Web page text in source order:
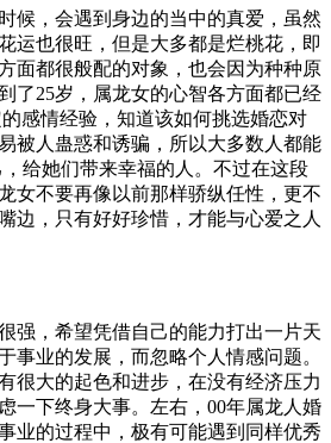
候，会遇到身边的当中的真爱，虽然
运也很旺，但是大多都是烂桃花，即
面都很般配的对象，也会因为种种原
了25岁，属龙女的心智各方面都已经
感情经验，知道该如何挑选婚恋对
被人蛊惑和诱骗，所以大多数人都能
给她们带来幸福的人。不过在这段
女不要再像以前那样骄纵任性，更不
边，只有好好珍惜，才能与心爱之人
强，希望凭借自己的能力打出一片天
事业的发展，而忽略个人情感问题。
很大的起色和进步，在没有经济压力
一下终身大事。左右，00年属龙人婚
业的过程中，极有可能遇到同样优秀